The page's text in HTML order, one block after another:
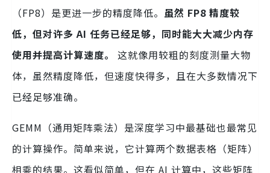
（FP8）是更进一步的精度降低。 虽然 FP8 精度较
低，但对许多 AI 任务已经足够，同时能大大减少内存
使用并提高计算速度。
这就像用较粗的刻度测量大物
体，虽然精度降低，但速度快得多，且在大多数情况下
已经足够准确。
GEMM（通用矩阵乘法）是深度学习中最基础也最常见
的计算操作。简单来说，它计算两个数据表格（矩阵）
相乘的结果。这看似简单，但在 AI 计算中，这些矩阵